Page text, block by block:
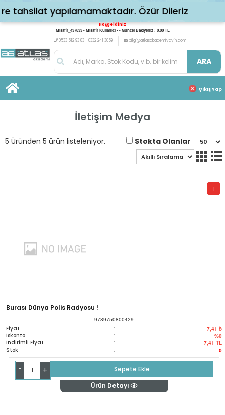
yapılamamaktadır. Özür Dileriz
Hoşgeldiniz
Misafir_437833 - Misafir Kullanıcı - - Güncel Bakiyeniz : 0,00 TL
0533 512 93 83 - 0332 241 3059
bilgi@atlasakademiyayin.com
ARA
Çıkış Yap
İletişim Medya
5 Üründen 5 ürün listeleniyor. Stokta Olanlar
1
Burası Dünya Polis Radyosu !
9789750800429
Fiyat : 7,41 ₺
İskonto : %0
İndirimli Fiyat : 7,41 TL
Stok : 0
- +
Sepete Ekle
Ürün Detayı